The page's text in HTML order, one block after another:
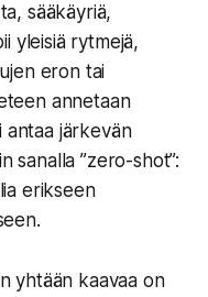
sääkäyriä,
yleisiä rytmejä,
eron tai
annetaan
antaa järkevän
sanalla ”zero-shot”:
erikseen
yhtään kaavaa on